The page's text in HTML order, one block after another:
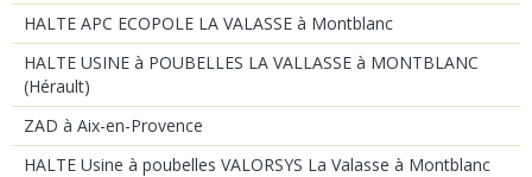
HALTE APC ECOPOLE LA VALASSE à Montblanc
HALTE USINE à POUBELLES LA VALLASSE à MONTBLANC
(Hérault)
ZAD à Aix-en-Provence
HALTE Usine à poubelles VALORSYS La Valasse à Montblanc